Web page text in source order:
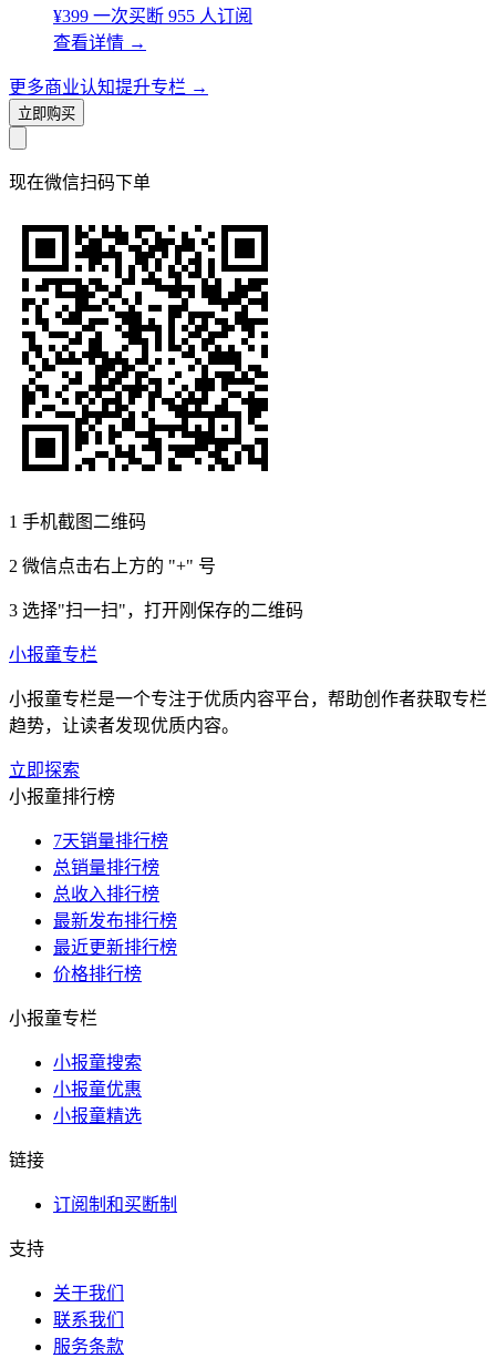
¥399 一次买断 955 人订阅
查看详情 →
更多商业认知提升专栏 →
立即购买
现在微信扫码下单
1 手机截图二维码
2 微信点击右上方的 "+" 号
3 选择"扫一扫"，打开刚保存的二维码
小报童专栏
小报童专栏是一个专注于优质内容平台，帮助创作者获取专栏
趋势，让读者发现优质内容。
立即探索
小报童排行榜
7天销量排行榜
总销量排行榜
总收入排行榜
最新发布排行榜
最近更新排行榜
价格排行榜
小报童专栏
小报童搜索
小报童优惠
小报童精选
链接
订阅制和买断制
支持
关于我们
联系我们
服务条款